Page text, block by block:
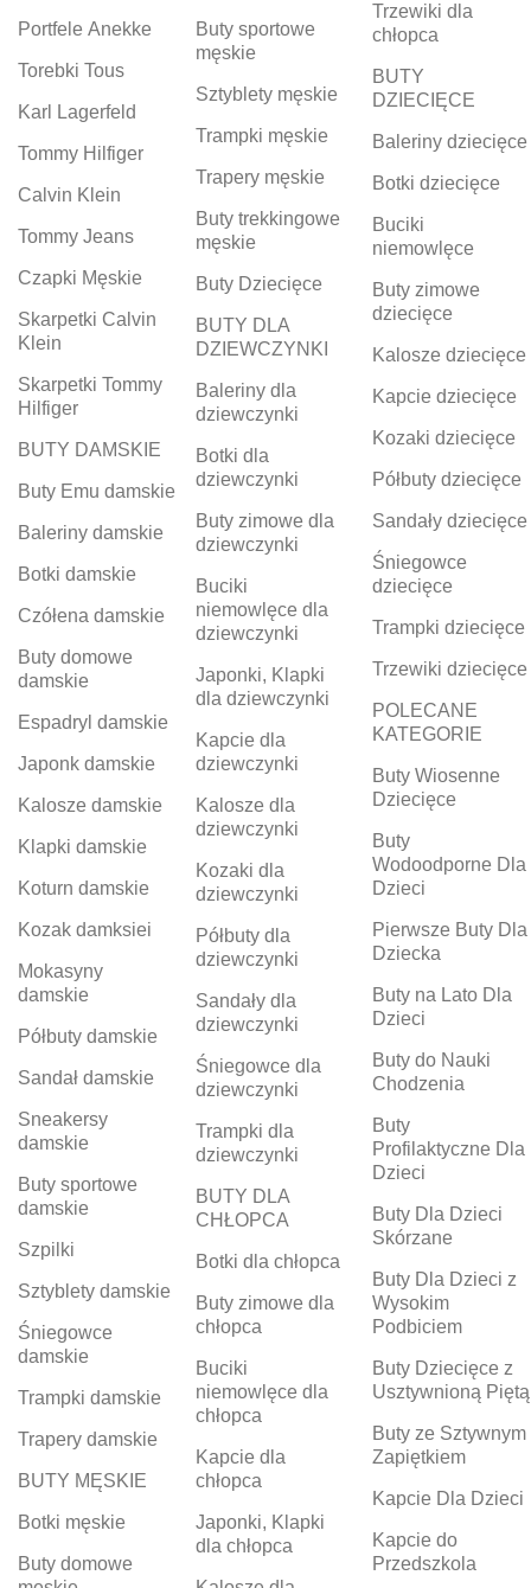
Portfele Anekke
Torebki Tous
Karl Lagerfeld
Tommy Hilfiger
Calvin Klein
Tommy Jeans
Czapki Męskie
Skarpetki Calvin
Klein
Skarpetki Tommy
Hilfiger
BUTY DAMSKIE
Buty Emu damskie
Baleriny damskie
Botki damskie
Czółena damskie
Buty domowe
damskie
Espadryl damskie
Japonk damskie
Kalosze damskie
Klapki damskie
Koturn damskie
Kozak damksiei
Mokasyny
damskie
Półbuty damskie
Sandał damskie
Sneakersy
damskie
Buty sportowe
damskie
Szpilki
Sztyblety damskie
Śniegowce
damskie
Trampki damskie
Trapery damskie
BUTY MĘSKIE
Botki męskie
Buty domowe
Buty sportowe
męskie
Sztyblety męskie
Trampki męskie
Trapery męskie
Buty trekkingowe
męskie
Buty Dziecięce
BUTY DLA
DZIEWCZYNKI
Baleriny dla
dziewczynki
Botki dla
dziewczynki
Buty zimowe dla
dziewczynki
Buciki
niemowlęce dla
dziewczynki
Japonki, Klapki
dla dziewczynki
Kapcie dla
dziewczynki
Kalosze dla
dziewczynki
Kozaki dla
dziewczynki
Półbuty dla
dziewczynki
Sandały dla
dziewczynki
Śniegowce dla
dziewczynki
Trampki dla
dziewczynki
BUTY DLA
CHŁOPCA
Botki dla chłopca
Buty zimowe dla
chłopca
Buciki
niemowlęce dla
chłopca
Kapcie dla
chłopca
Japonki, Klapki
dla chłopca
Trzewiki dla
chłopca
BUTY
DZIECIĘCE
Baleriny dziecięce
Botki dziecięce
Buciki
niemowlęce
Buty zimowe
dziecięce
Kalosze dziecięce
Kapcie dziecięce
Kozaki dziecięce
Półbuty dziecięce
Sandały dziecięce
Śniegowce
dziecięce
Trampki dziecięce
Trzewiki dziecięce
POLECANE
KATEGORIE
Buty Wiosenne
Dziecięce
Buty
Wodoodporne Dla
Dzieci
Pierwsze Buty Dla
Dziecka
Buty na Lato Dla
Dzieci
Buty do Nauki
Chodzenia
Buty
Profilaktyczne Dla
Dzieci
Buty Dla Dzieci
Skórzane
Buty Dla Dzieci z
Wysokim
Podbiciem
Buty Dziecięce z
Usztywnioną Piętą
Buty ze Sztywnym
Zapiętkiem
Kapcie Dla Dzieci
Kapcie do
Przedszkola